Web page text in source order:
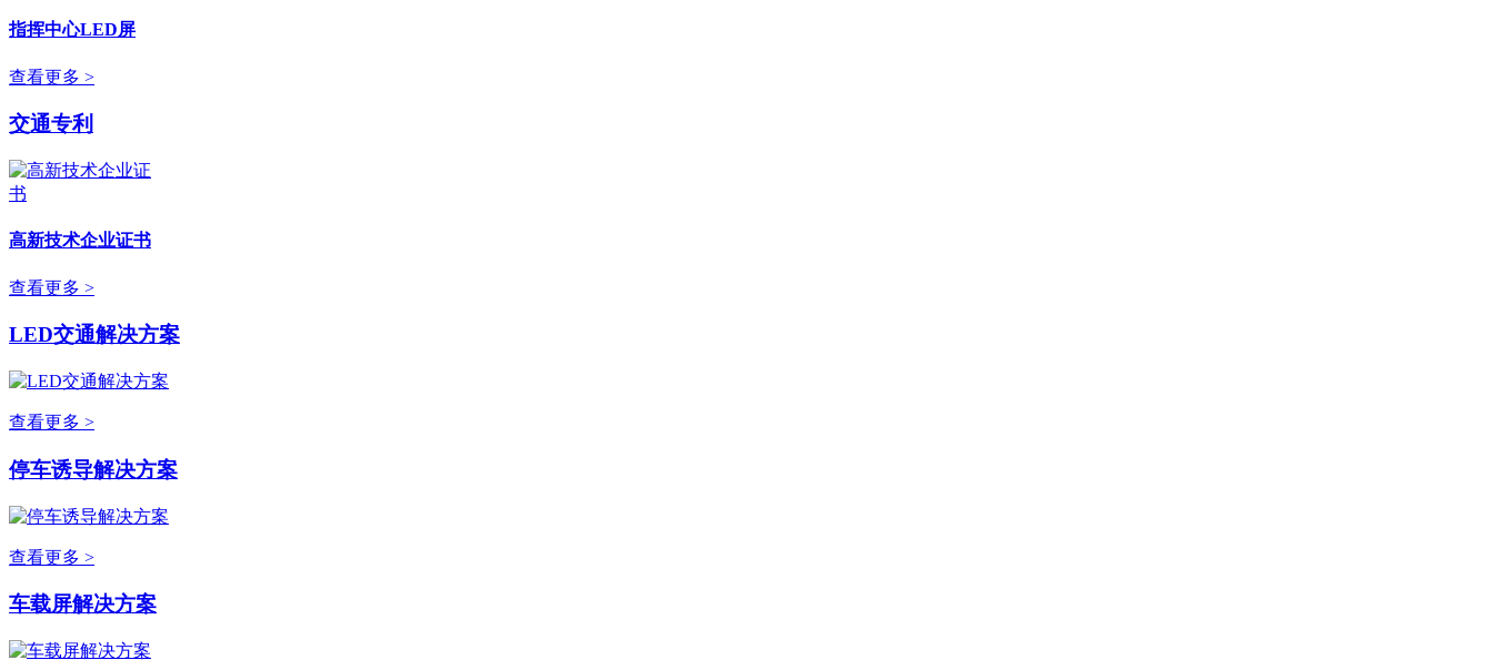
指挥中心LED屏
查看更多 >
交通专利
高新技术企业证书
查看更多 >
LED交通解决方案
查看更多 >
停车诱导解决方案
查看更多 >
车载屏解决方案